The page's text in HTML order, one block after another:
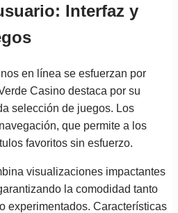
Interfaz y
en línea se esfuerzan por
Casino destaca por su
selección de juegos. Los
que permite a los
favoritos sin esfuerzo.
visualizaciones impactantes
la comodidad tanto
experimentados. Características